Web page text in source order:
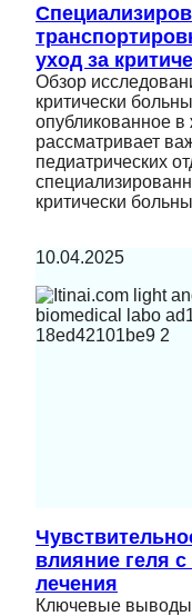
уход за
Обзор
критически
опубликованное
рассматривает
педиатрических
критически
10.04.2025
влияние геля
лечения
Ключевые выводы